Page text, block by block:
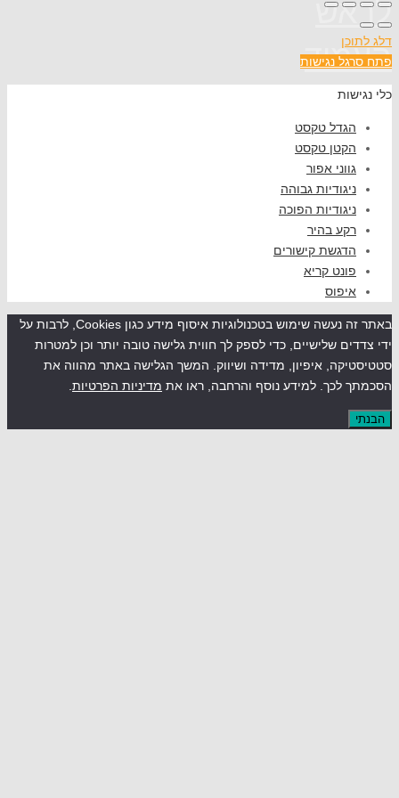
נגישות
טקסט
טקסט
אפור
גבוהה
הפוכה
בהיר
קישורים
קריא
באתר זה נעשה שימוש בטכנולוגיות איסוף מידע כגון Cookies, לרבות על
שלישיים, כדי לספק לך חווית גלישה טובה יותר וכן למטרות
איפיון, מדידה ושיווק. המשך הגלישה באתר מהווה את
לכך. למידע נוסף והרחבה, ראו את מדיניות הפרטיות.